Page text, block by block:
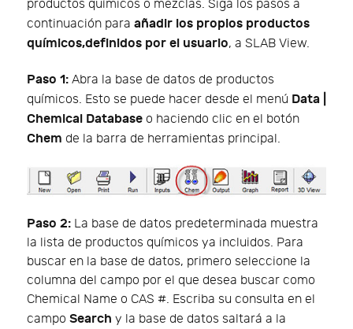
productos químicos o mezclas. Siga los pasos a
continuación para añadir los propios productos
químicos,definidos por el usuario, a SLAB View.
Paso 1: Abra la base de datos de productos
químicos. Esto se puede hacer desde el menú Data |
Chemical Database o haciendo clic en el botón
Chem de la barra de herramientas principal.
Paso 2: La base de datos predeterminada muestra
la lista de productos químicos ya incluidos. Para
buscar en la base de datos, primero seleccione la
columna del campo por el que desea buscar como
Chemical Name o CAS #. Escriba su consulta en el
campo Search y la base de datos saltará a la